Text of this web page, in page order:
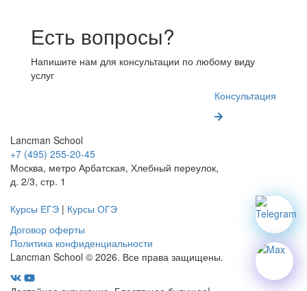
Есть вопросы?
Напишите нам для консультации по любому виду
услуг
Консультация
Lancman School
+7 (495) 255-20-45
Москва, метро Арбатская, Хлебный переулок,
д. 2/3, стр. 1
Курсы ЕГЭ | Курсы ОГЭ
Договор оферты
Политика конфиденциальности
Lancman School © 2026. Все права защищены.